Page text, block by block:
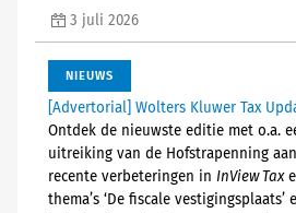
3 juli 2026
NIEUWS
[Advertorial] Wolters Kluwer Tax
Ontdek de nieuwste editie met o.a.
uitreiking van de Hofstrapenning
recente verbeteringen in InView Tax
thema’s ‘De fiscale vestigingsplaats’